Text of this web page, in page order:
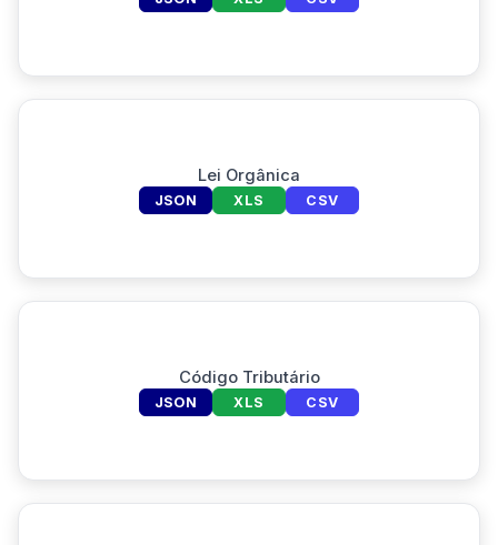
Lei Orgânica
JSON XLS CSV
Código Tributário
JSON XLS CSV